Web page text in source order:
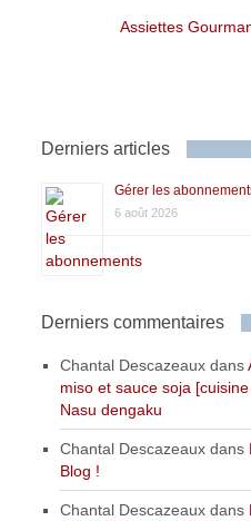
Assiettes
Derniers articles
Gérer les
6 août 2026
Derniers commentaires
Chantal Descazeaux dans
miso et sauce soja
Nasu dengaku
Chantal Descazeaux dans
Blog !
Chantal Descazeaux dans